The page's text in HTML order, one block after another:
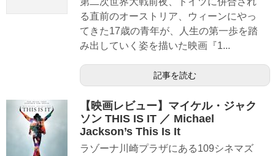
る直前のオーストリア、ウィーンにやっ
てきた17歳の青年が、人生の第一歩を踏
み出していく姿を描いた映画『1...
記事を読む
【映画レビュー】マイケル・ジャク
ソン THIS IS IT ／ Michael
Jackson’s This Is It
ラゾーナ川崎プラザにある109シネマズ